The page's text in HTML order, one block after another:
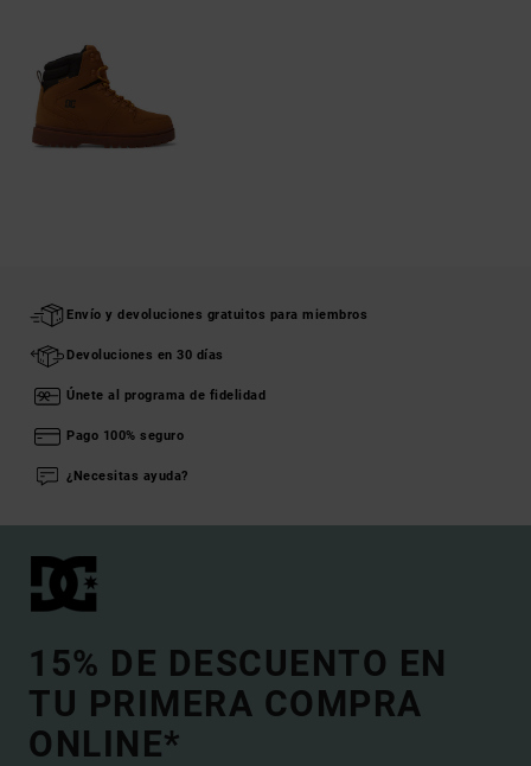
Envío y devoluciones gratuitos para miembros
Devoluciones en 30 días
Únete al programa de fidelidad
Pago 100% seguro
¿Necesitas ayuda?
15% DE DESCUENTO EN
TU PRIMERA COMPRA
ONLINE*